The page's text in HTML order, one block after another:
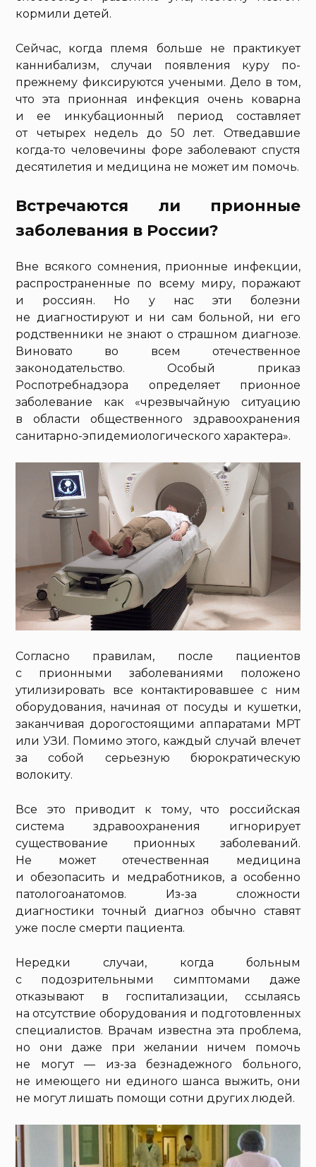
кормили детей.
Сейчас, когда племя больше не практикует
каннибализм, случаи появления куру по-
прежнему фиксируются учеными. Дело в том,
что эта прионная инфекция очень коварна
и ее инкубационный период составляет
от четырех недель до 50 лет. Отведавшие
когда-то человечины форе заболевают спустя
десятилетия и медицина не может им помочь.
Встречаются ли прионные
заболевания в России?
Вне всякого сомнения, прионные инфекции,
распространенные по всему миру, поражают
и россиян. Но у нас эти болезни
не диагностируют и ни сам больной, ни его
родственники не знают о страшном диагнозе.
Виновато во всем отечественное
законодательство. Особый приказ
Роспотребнадзора определяет прионное
заболевание как «‎чрезвычайную ситуацию
в области общественного здравоохранения
санитарно-эпидемиологического характера».
Согласно правилам, после пациентов
с прионными заболеваниями положено
утилизировать все контактировавшее с ним
оборудования, начиная от посуды и кушетки,
заканчивая дорогостоящими аппаратами МРТ
или УЗИ. Помимо этого, каждый случай влечет
за собой серьезную бюрократическую
волокиту.
Все это приводит к тому, что российская
система здравоохранения игнорирует
существование прионных заболеваний.
Не может отечественная медицина
и обезопасить и медработников, а особенно
патологоанатомов. Из-за сложности
диагностики точный диагноз обычно ставят
уже после смерти пациента.
Нередки случаи, когда больным
с подозрительными симптомами даже
отказывают в госпитализации, ссылаясь
на отсутствие оборудования и подготовленных
специалистов. Врачам известна эта проблема,
но они даже при желании ничем помочь
не могут — из-за безнадежного больного,
не имеющего ни единого шанса выжить, они
не могут лишать помощи сотни других людей.